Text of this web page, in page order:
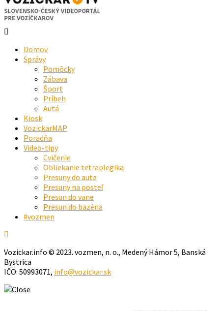
Domov
Správy
Pomôcky
Zábava
Šport
Príbeh
Autá
Kiosk
VozickarMAP
Poradňa
Video-tipy
Cvičenie
Obliekanie tetraplegika
Presuny do auta
Presuny na posteľ
Presun do vane
Presun do bazéna
#vozmen
Vozickar.info © 2023. vozmen, n. o., Medený Hámor 5, Banská
Bystrica
IČO: 50993071, info@vozickar.sk